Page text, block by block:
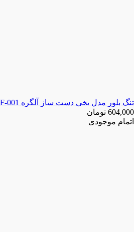
تنگ بلور مدل یخی دست ساز آلگره ALEGRE-KRF-001
604,000 تومان
اتمام موجودی